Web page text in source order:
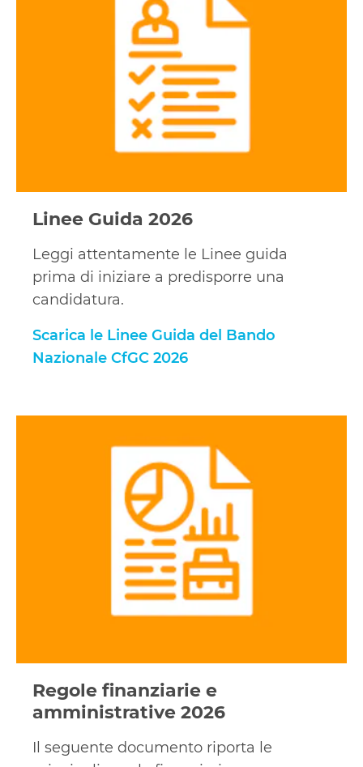
Linee Guida 2026
Leggi attentamente le Linee guida
prima di iniziare a predisporre una
candidatura.
Scarica le Linee Guida del Bando
Nazionale CfGC 2026
Regole finanziarie e
amministrative 2026
Il seguente documento riporta le
amministrative